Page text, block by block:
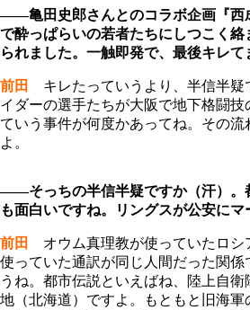
――亀田史郎さんとのコラボ企画『西
で酔っぱらいの若者たちにしつこく
られました。一触即発で、最後キレて
前田
キレたっていうより、半信半疑
イダーの選手たちが大阪で地下格闘技
ていう事件が何度かあってね。その
よ。
――そっちの半信半疑ですか（汗）。
も面白いですね。リングスが公安にマ
前田
オウム真理教が使っていたロシ
使っていた通訳が同じ人間だった関
うね。都市伝説といえばね、陸上自
地（北海道）ですよ。もともと旧海